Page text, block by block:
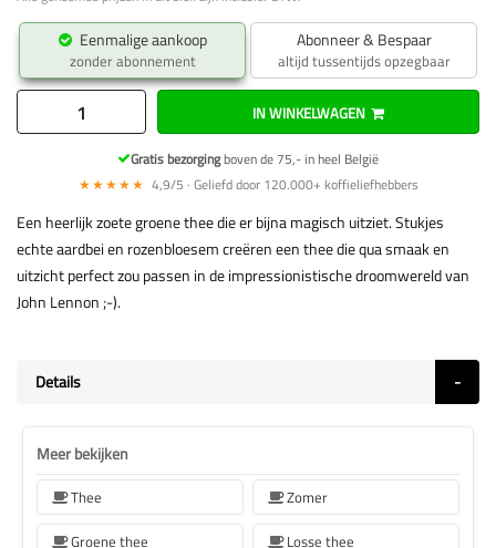
Eenmalige aankoop
zonder abonnement
Abonneer & Bespaar
altijd tussentijds opzegbaar
IN WINKELWAGEN
Gratis bezorgingboven de 75,- in heel België
★★★★★ 4,9/5 · Geliefd door 120.000+ koffieliefhebbers
Een heerlijk zoete groene thee die er bijna magisch uitziet. Stukjes
echte aardbei en rozenbloesem creëren een thee die qua smaak en
uitzicht perfect zou passen in de impressionistische droomwereld van
John Lennon ;-).
Details
Meer bekijken
Thee
Zomer
Groene thee
Losse thee